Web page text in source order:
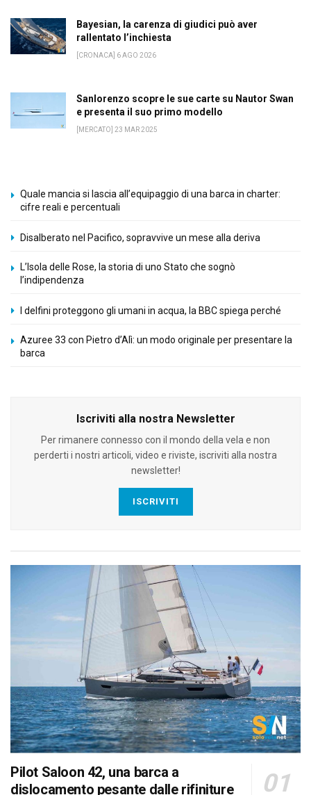
Bayesian, la carenza di giudici può aver
rallentato l’inchiesta
[CRONACA] 6 AGO 2026
Sanlorenzo scopre le sue carte su Nautor Swan
e presenta il suo primo modello
[MERCATO] 23 MAR 2025
Quale mancia si lascia all’equipaggio di una barca in charter:
cifre reali e percentuali
Disalberato nel Pacifico, sopravvive un mese alla deriva
L’Isola delle Rose, la storia di uno Stato che sognò
l’indipendenza
I delfini proteggono gli umani in acqua, la BBC spiega perché
Azuree 33 con Pietro d’Alì: un modo originale per presentare la
barca
Iscriviti alla nostra Newsletter
Per rimanere connesso con il mondo della vela e non
perderti i nostri articoli, video e riviste, iscriviti alla nostra
newsletter!
ISCRIVITI
Pilot Saloon 42, una barca a
dislocamento pesante dalle rifiniture